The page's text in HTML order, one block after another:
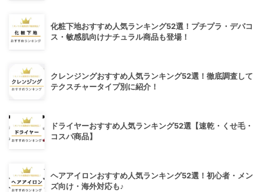
化粧下地おすすめ人気ランキング52選！プチプラ・デパコ
ス・敏感肌向けナチュラル商品も登場！
クレンジングおすすめ人気ランキング52選！徹底調査して
テクスチャータイプ別に紹介！
ドライヤーおすすめ人気ランキング52選【速乾・くせ毛・
コスパ商品】
ヘアアイロンおすすめ人気ランキング52選！初心者・メン
ズ向け・海外対応も♪